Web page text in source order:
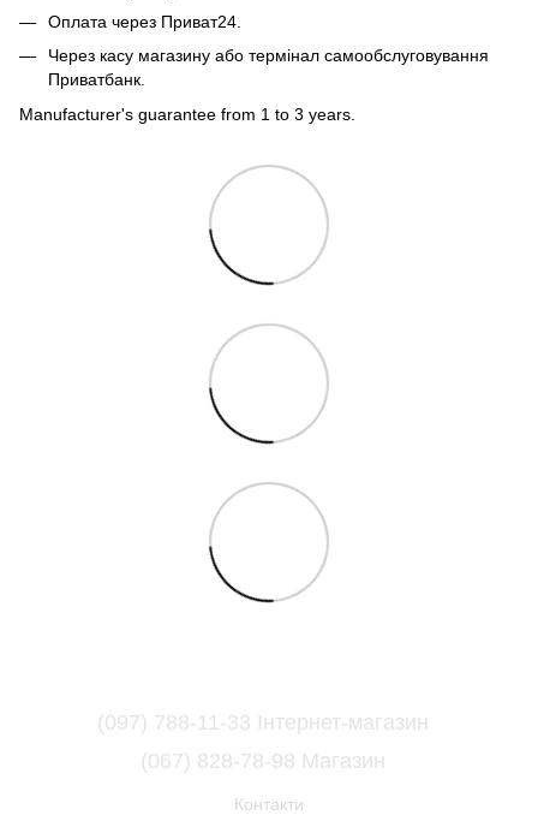
Оплата через Приват24.
Через касу магазину або термінал самообслуговування
Приватбанк.
Manufacturer's guarantee from 1 to 3 years.
(097) 788-11-33 Інтернет-магазин
(067) 828-78-98 Магазин
Контакти